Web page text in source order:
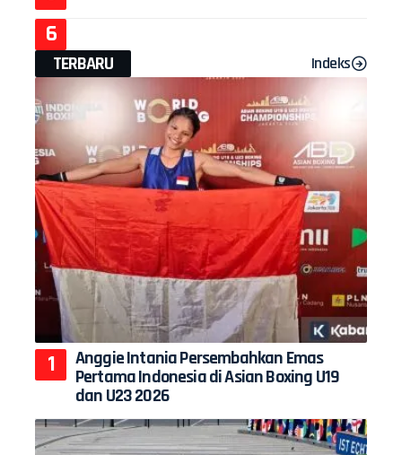
TERBARU Indeks
Anggie Intania Persembahkan Emas
Pertama Indonesia di Asian Boxing U19
dan U23 2026